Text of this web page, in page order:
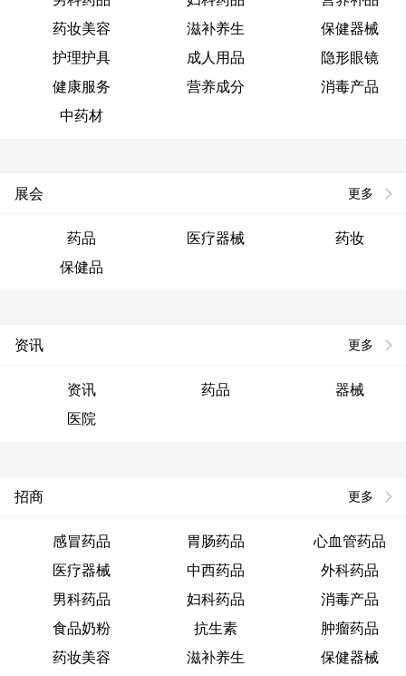
药妆美容
滋补养生
保健器械
护理护具
成人用品
隐形眼镜
健康服务
营养成分
消毒产品
中药材
更多
展会
药品 医疗器械
药妆
保健品
更多
资讯
资讯 药品
器械
医院
更多
招商
感冒药品 胃肠药品
心血管药品
医疗器械
中西药品
外科药品
男科药品
妇科药品
消毒产品
食品奶粉
抗生素
肿瘤药品
药妆美容
滋补养生
保健器械